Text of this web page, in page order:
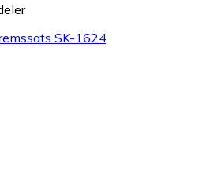
SK-1624